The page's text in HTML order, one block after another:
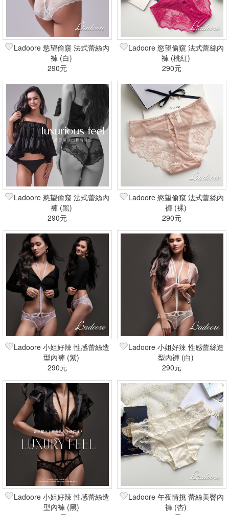
Ladoore 慾望偷窺 法式蕾絲內
褲 (白)
290元
Ladoore 慾望偷窺 法式蕾絲內
褲 (桃紅)
290元
Ladoore 慾望偷窺 法式蕾絲內
褲 (黑)
290元
Ladoore 慾望偷窺 法式蕾絲內
褲 (裸)
290元
Ladoore 小姐好辣 性感蕾絲造
型內褲 (紫)
290元
Ladoore 小姐好辣 性感蕾絲造
型內褲 (白)
290元
Ladoore 小姐好辣 性感蕾絲造
型內褲 (黑)
Ladoore 午夜情挑 蕾絲美臀內
褲 (杏)